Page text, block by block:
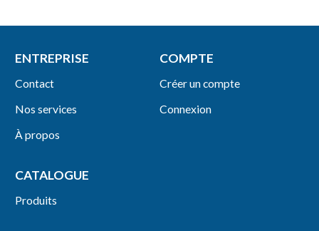
ENTREPRISE
Contact
Nos services
À propos
COMPTE
Créer un compte
Connexion
CATALOGUE
Produits